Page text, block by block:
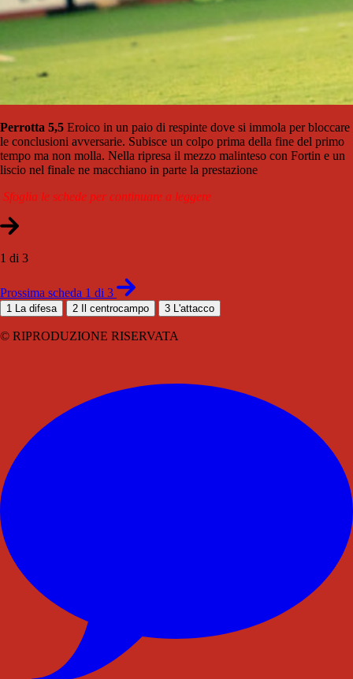
Perrotta 5,5 Eroico in un paio di respinte dove si immola per bloccare
le conclusioni avversarie. Subisce un colpo prima della fine del primo
tempo ma non molla. Nella ripresa il mezzo malinteso con Fortin e un
liscio nel finale ne macchiano in parte la prestazione
Sfoglia le schede per continuare a leggere
1 di 3
Prossima scheda 1 di 3
1 La difesa 2 Il centrocampo 3 L'attacco
© RIPRODUZIONE RISERVATA